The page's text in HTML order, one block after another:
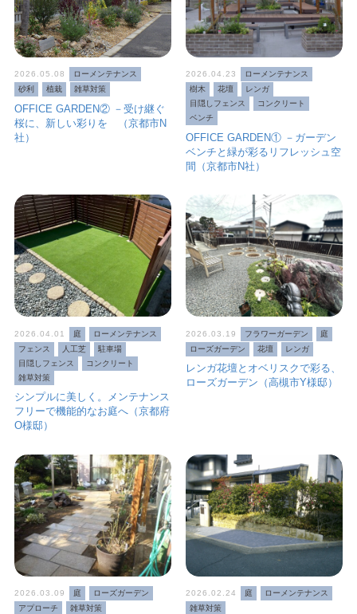
OFFICE GARDEN② －受け継ぐ
桜に、新しい彩りを （京都市N
社）
2026.05.08
ローメンテナンス
砂利
植栽 雑草対策
OFFICE GARDEN① －ガーデン
ベンチと緑が彩るリフレッシュ空
間（京都市N社）
2026.04.23
ローメンテナンス
樹木
花壇
レンガ
目隠しフェンス
コンクリート
ベンチ
シンプルに美しく。メンテナンス
フリーで機能的なお庭へ（京都府
O様邸）
2026.04.01 庭
ローメンテナンス
フェンス
人工芝
駐車場
目隠しフェンス
コンクリート
雑草対策
レンガ花壇とオベリスクで彩る、
ローズガーデン（高槻市Y様邸）
2026.03.19 フラワーガーデン
庭
ローズガーデン
花壇 レンガ
2026.03.09 庭
ローズガーデン
アプローチ
雑草対策
2026.02.24 庭
ローメンテナンス
雑草対策